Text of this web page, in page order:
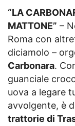
“LA
MATTONE” –
Roma con
diciamolo –
Carbonara.
guanciale
uova a legare
avvolgente, è
trattorie di